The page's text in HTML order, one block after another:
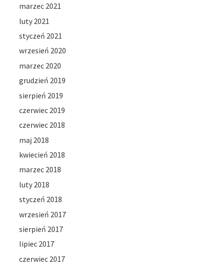
marzec 2021
luty 2021
styczeń 2021
wrzesień 2020
marzec 2020
grudzień 2019
sierpień 2019
czerwiec 2019
czerwiec 2018
maj 2018
kwiecień 2018
marzec 2018
luty 2018
styczeń 2018
wrzesień 2017
sierpień 2017
lipiec 2017
czerwiec 2017